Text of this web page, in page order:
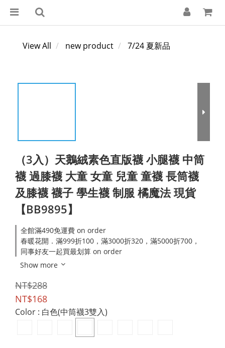
View All new product 7/24 夏新品
（3入）天鵝絨素色直版襪 小腿襪 中筒
襪 過膝襪 大童 女童 兒童 童襪 長筒襪
及膝襪 襪子 學生襪 制服 橘魔法 現貨
【BB9895】
全館滿490免運費 on order
春暖花開．滿999折100，滿3000折320，滿5000折700，
同事好友一起買最划算 on order
Show more
NT$288
NT$168
Color : 白色(中筒襪3雙入)